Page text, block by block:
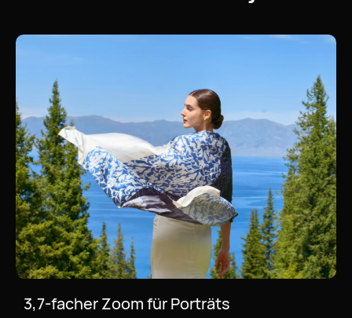
3,7-facher Zoom für Porträts
3,7-facher Zoom für Landschaften